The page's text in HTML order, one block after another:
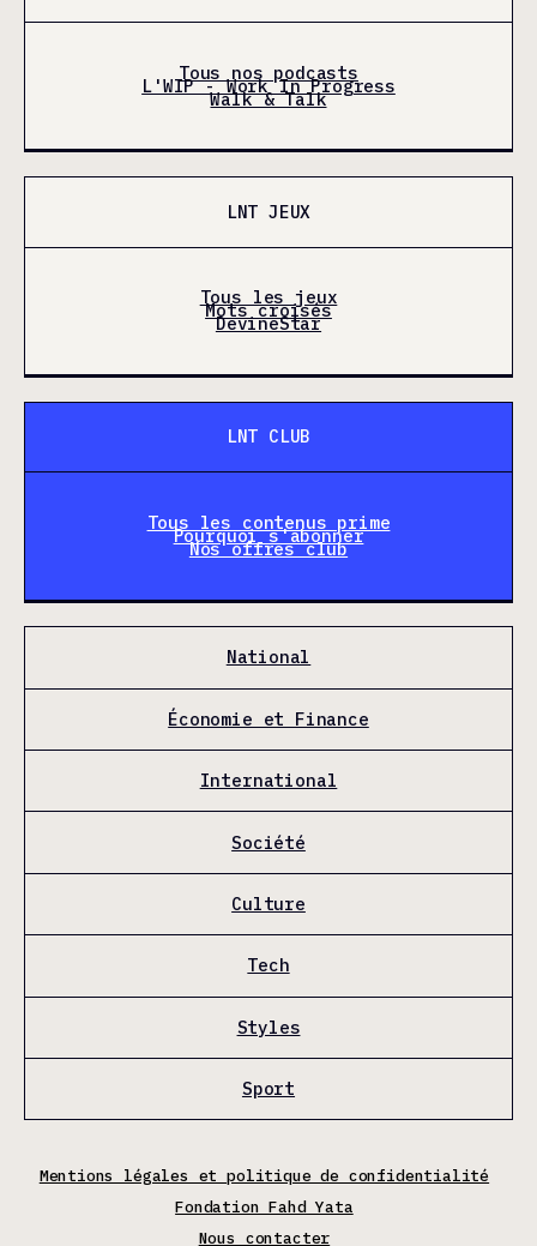
Tous nos podcasts
L'WIP - Work In Progress
Walk & Talk
LNT JEUX
Tous les jeux
Mots croisés
DevineStar
LNT CLUB
Tous les contenus prime
Pourquoi s'abonner
Nos offres club
National
Économie et Finance
International
Société
Culture
Tech
Styles
Sport
Mentions légales et politique de confidentialité
Fondation Fahd Yata
Nous contacter